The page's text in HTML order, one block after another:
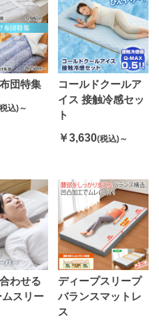
団特集
込)～
コールドクールア
イス 接触冷感セッ
ト
￥3,630(税込)～
わせる
スリー
ディープスリープ
バランスマットレ
ス